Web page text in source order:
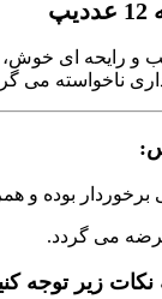
و رایحه ای خوش،
ناخواسته می
بوده و
زیر توجه